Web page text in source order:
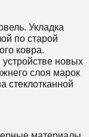
Укладка
по старой
ковра.
новых
слоя марок
стеклотканной